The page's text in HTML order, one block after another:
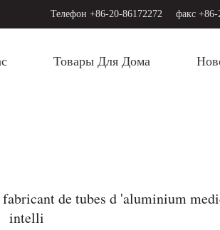
Телефон +86-20-86172272 факс +86-
Товары Для Дома
de tubes d 'aluminium
intelli